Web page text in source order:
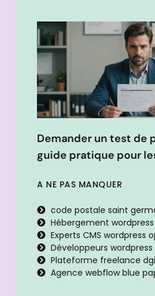
Demander un test de
guide pratique pour
A NE PAS MANQUER
code postale saint
Hébergement
Experts CMS wordpress
Développeurs
Plateforme freelance
Agence webflow blue